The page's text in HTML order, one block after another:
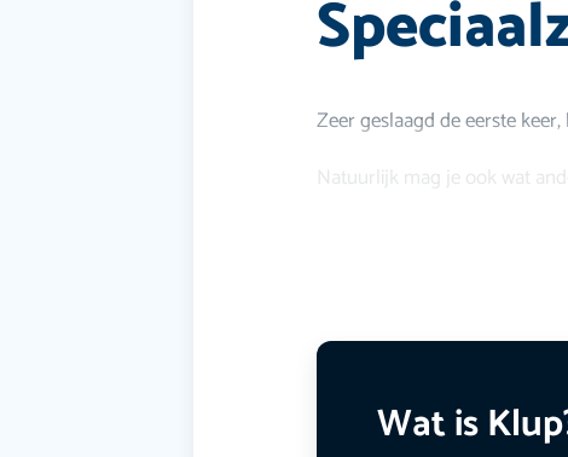
Zeer geslaagd de eerste
Natuurlijk mag je ook wat
Wat is